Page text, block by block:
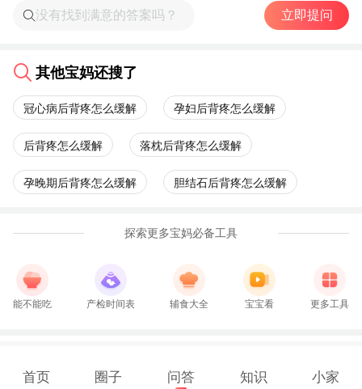
立即提问
其他宝妈还搜了
冠心病后背疼怎么缓解 孕妇后背疼怎么缓解
后背疼怎么缓解 落枕后背疼怎么缓解
孕晚期后背疼怎么缓解 胆结石后背疼怎么缓解
探索更多宝妈必备工具
能不能吃 产检时间表 辅食大全 宝宝看 更多工具
首页 圈子 问答 知识 小家